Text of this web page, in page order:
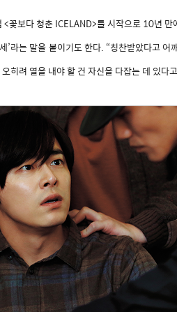
보다 청춘 ICELAND>를 시작으로 10년
라는 말을 붙이기도 한다. “칭찬받았다고
히려 열을 내야 할 건 자신을 다잡는 데 있다